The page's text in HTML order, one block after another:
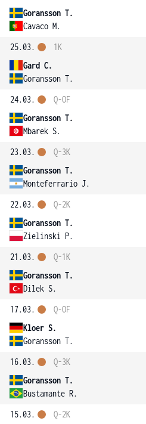
Goransson T.
Cavaco M.
25.03.
Gard C.
Goransson T.
1K
24.03.
Goransson T.
Mbarek S.
Q-OF
23.03.
Goransson T.
Monteferrario J.
Q-3K
22.03.
Goransson T.
Zielinski P.
Q-2K
21.03.
Goransson T.
Dilek S.
Q-1K
17.03.
Kloer S.
Goransson T.
Q-OF
16.03.
Goransson T.
Bustamante R.
Q-3K
15.03.
Q-2K